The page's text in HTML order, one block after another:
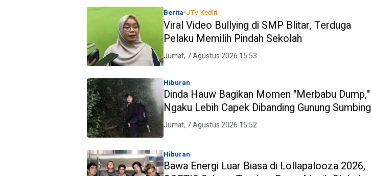
Berita•JTV Kediri
Viral Video Bullying di SMP Blitar, Terduga
Pelaku Memilih Pindah Sekolah
Jumat, 7 Agustus 2026 15:53
Hiburan
Dinda Hauw Bagikan Momen "Merbabu Dump,"
Ngaku Lebih Capek Dibanding Gunung Sumbing
Jumat, 7 Agustus 2026 15:52
Hiburan
Bawa Energi Luar Biasa di Lollapalooza 2026,